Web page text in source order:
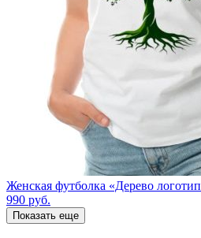
Женская футболка «Дерево
990 руб.
Показать еще